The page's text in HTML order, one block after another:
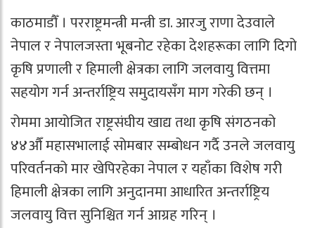
काठमाडौँ । परराष्ट्रमन्त्री मन्त्री डा. आरजु राणा देउवाले
नेपाल र नेपालजस्ता भूबनोट रहेका देशहरूका लागि दिगो
कृषि प्रणाली र हिमाली क्षेत्रका लागि जलवायु वित्तमा
सहयोग गर्न अन्तर्राष्ट्रिय समुदायसँग माग गरेकी छन् ।
रोममा आयोजित राष्ट्रसंघीय खाद्य तथा कृषि संगठनको
४४औँ महासभालाई सोमबार सम्बोधन गर्दै उनले जलवायु
परिवर्तनको मार खेपिरहेका नेपाल र यहाँका विशेष गरी
हिमाली क्षेत्रका लागि अनुदानमा आधारित अन्तर्राष्ट्रिय
जलवायु वित्त सुनिश्चित गर्न आग्रह गरिन् ।